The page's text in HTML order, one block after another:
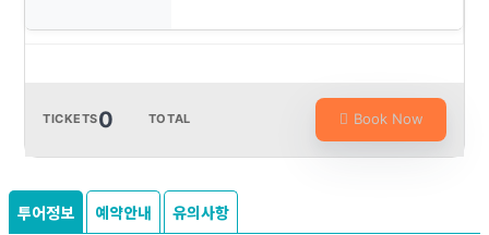
TICKETS0 TOTAL Book Now
투어정보 예약안내 유의사항